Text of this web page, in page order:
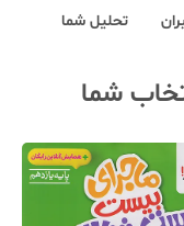
تحلیل شما
شما